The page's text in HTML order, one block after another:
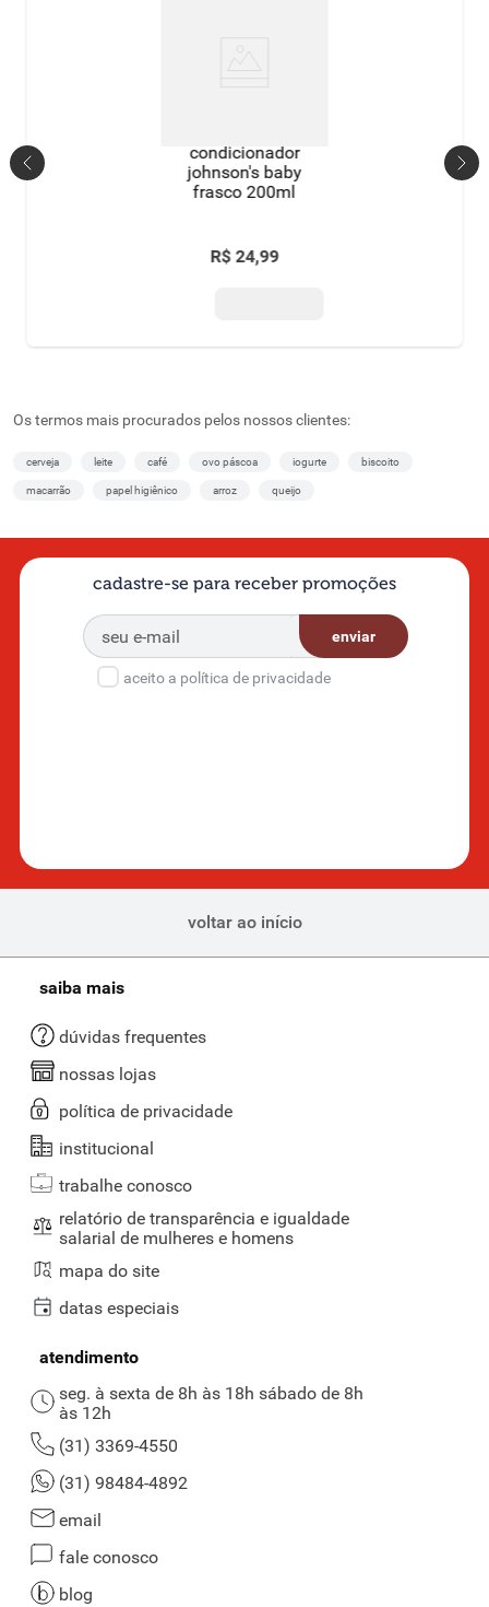
condicionador
johnson's baby
frasco 200ml
R$ 24,99
Os termos mais procurados pelos nossos clientes:
cerveja leite café ovo páscoa iogurte biscoito
macarrão papel higiênico arroz queijo
cadastre-se para receber promoções
enviar
aceito a política de privacidade
voltar ao início
saiba mais
dúvidas frequentes
nossas lojas
política de privacidade
institucional
trabalhe conosco
relatório de transparência e igualdade
salarial de mulheres e homens
mapa do site
datas especiais
atendimento
seg. à sexta de 8h às 18h sábado de 8h
às 12h
(31) 3369-4550
(31) 98484-4892
email
fale conosco
blog